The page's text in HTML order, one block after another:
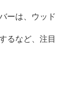
ーは、ウッド
るなど、注目